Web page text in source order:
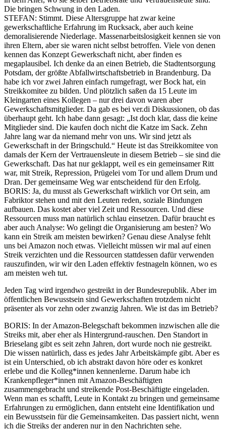
Die bringen Schwung in den Laden.
STEFAN: Stimmt. Diese Altersgruppe hat zwar keine
gewerkschaftliche Erfahrung im Rucksack, aber auch keine
demoralisierende Niederlage. Massenarbeitslosigkeit kennen sie von
ihren Eltern, aber sie waren nicht selbst betroffen. Viele von denen
kennen das Konzept Gewerkschaft nicht, aber finden es
megaplausibel. Ich denke da an einen Betrieb, die Stadtentsorgung
Potsdam, der größte Abfallwirtschaftsbetrieb in Brandenburg. Da
habe ich vor zwei Jahren einfach rumgefragt, wer Bock hat, ein
Streikkomitee zu bilden. Und plötzlich saßen da 15 Leute im
Kleingarten eines Kollegen – nur drei davon waren aber
Gewerkschaftsmitglieder. Da gab es bei ver.di Diskussionen, ob das
überhaupt geht. Ich habe dann gesagt: „Ist doch klar, dass die keine
Mitglieder sind. Die kaufen doch nicht die Katze im Sack. Zehn
Jahre lang war da niemand mehr von uns. Wir sind jetzt als
Gewerkschaft in der Bringschuld.“ Heute ist das Streikkomitee von
damals der Kern der Vertrauensleute in diesem Betrieb – sie sind die
Gewerkschaft. Das hat nur geklappt, weil es ein gemeinsamer Ritt
war, mit Streik, Repression, Prügelei vom Tor und allem Drum und
Dran. Der gemeinsame Weg war entscheidend für den Erfolg.
BORIS: Ja, du musst als Gewerkschaft wirklich vor Ort sein, am
Fabriktor stehen und mit den Leuten reden, soziale Bindungen
aufbauen. Das kostet aber viel Zeit und Ressourcen. Und diese
Ressourcen muss man natürlich schlau einsetzen. Dafür braucht es
aber auch Analyse: Wo gelingt die Organisierung am besten? Wo
kann ein Streik am meisten bewirken? Genau diese Analyse fehlt
uns bei Amazon noch etwas. Vielleicht müssen wir mal auf einen
Streik verzichten und die Ressourcen stattdessen dafür verwenden
rauszufinden, wir wir den Laden effektiv festnageln können, wo es
am meisten weh tut.
Jeden Tag wird irgendwo gestreikt in der Bundesrepublik. Aber im
öffentlichen Bewusstsein sind Gewerkschaften trotzdem nicht
präsenter als vor zehn oder zwanzig Jahren. Wie ist das im Betrieb?
BORIS: In der Amazon-Belegschaft bekommen inzwischen alle die
Streiks mit, aber eher als Hintergrund-rauschen. Den Standort in
Brieselang gibt es seit zehn Jahren, dort wurde noch nie gestreikt.
Die wissen natürlich, dass es jedes Jahr Arbeitskämpfe gibt. Aber es
ist ein Unterschied, ob ich abstrakt davon höre oder es konkret
erlebe und die Kolleg*innen kennenlerne. Darum habe ich
Krankenpfleger*innen mit Amazon-Beschäftigten
zusammengebracht und streikende Post-Beschäftigte eingeladen.
Wenn man es schafft, Leute in Kontakt zu bringen und gemeinsame
Erfahrungen zu ermöglichen, dann entsteht eine Identifikation und
ein Bewusstsein für die Gemeinsamkeiten. Das passiert nicht, wenn
ich die Streiks der anderen nur in den Nachrichten sehe.